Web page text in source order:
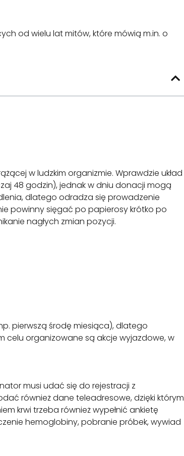
od wielu lat mitów, które mówią m.in. o
w ludzkim organizmie. Wprawdzie układ
48 godzin), jednak w dniu donacji mogą
dlatego odradza się prowadzenie
powinny sięgać po papierosy krótko po
nagłych zmian pozycji.
pierwszą środę miesiąca), dlatego
celu organizowane są akcje wyjazdowe, w
musi udać się do rejestracji z
również dane teleadresowe, dzięki którym
krwi trzeba również wypełnić ankietę
hemoglobiny, pobranie próbek, wywiad